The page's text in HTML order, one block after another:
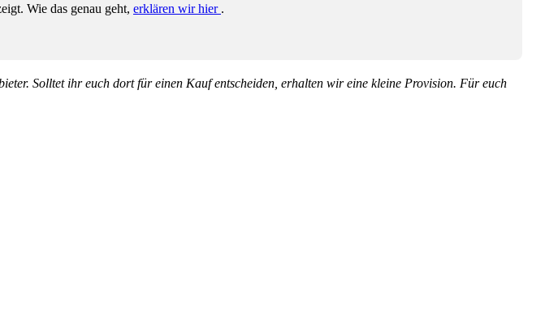
Wie das genau geht, erklären wir hier .
Solltet ihr euch dort für einen Kauf entscheiden, erhalten wir eine kleine Provision. Für euch